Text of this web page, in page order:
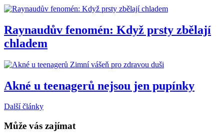
Raynaudův fenomén: Když prsty zbělají
chladem
Zimní vášeň pro zdravou duši
Akné u teenagerů nejsou jen pupínky
Další články
Může vás zajímat